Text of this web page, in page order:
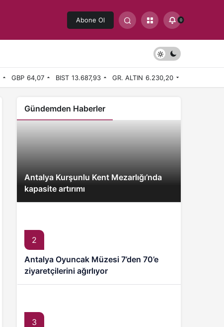
Abone Ol 0
GBP 64,07 BIST 13.687,93 GR. ALTIN 6.230,20
Gündemden Haberler
Antalya Kurşunlu Kent Mezarlığı’nda
kapasite artırımı
2
Antalya Oyuncak Müzesi 7’den 70’e
ziyaretçilerini ağırlıyor
3